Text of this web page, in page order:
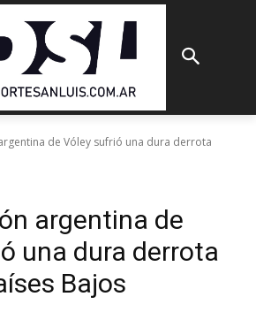
de Vóley sufrió una dura derrota
argentina de
una dura derrota
Bajos